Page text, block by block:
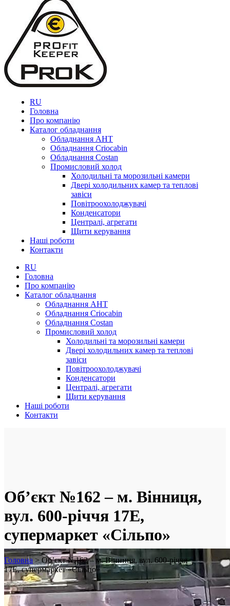
RU
Головна
Про компанію
Каталог обладнання
Обладнання AHT
Обладнання Criocabin
Обладнання Costan
Промисловий холод
Холодильні та морозильні камери
Двері холодильних камер та теплові
завіси
Повітроохолоджувачі
Конденсатори
Централі, агрегати
Щити керування
Наші роботи
Контакти
RU
Головна
Про компанію
Каталог обладнання
Обладнання AHT
Обладнання Criocabin
Обладнання Costan
Промисловий холод
Холодильні та морозильні камери
Двері холодильних камер та теплові
завіси
Повітроохолоджувачі
Конденсатори
Централі, агрегати
Щити керування
Наші роботи
Контакти
Об’єкт №162 – м. Вінниця,
вул. 600-річчя 17Е,
супермаркет «Сільпо»
Головна>Об’єкт №162 – м. Вінниця, вул. 600-річчя
17Е, супермаркет «Сільпо»